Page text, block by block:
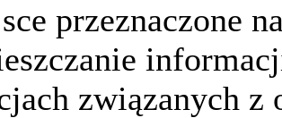
przeznaczone
związanych z